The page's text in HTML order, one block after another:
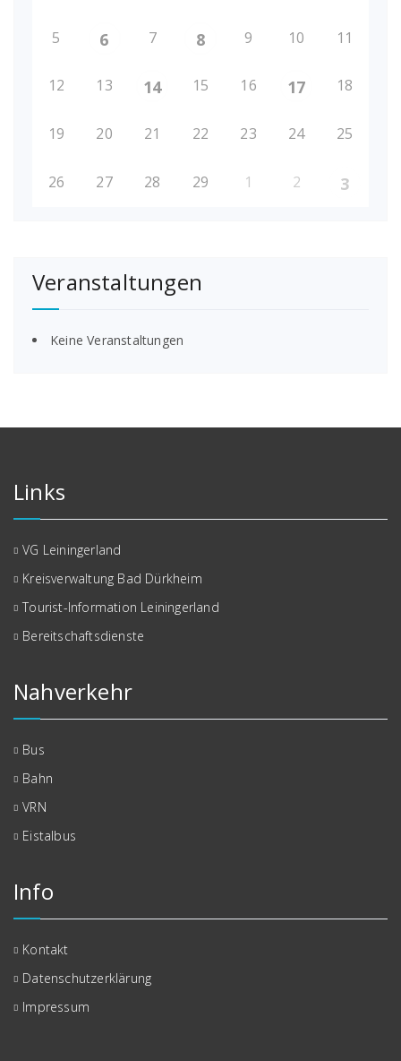
5 6 7 8 9 10 11
12 13 14 15 16 17 18
19 20 21 22 23 24 25
26 27 28 29 1 2 3
Veranstaltungen
Keine Veranstaltungen
Links
VG Leiningerland
Kreisverwaltung Bad Dürkheim
Tourist-Information Leiningerland
Bereitschaftsdienste
Nahverkehr
Bus
Bahn
VRN
Eistalbus
Info
Kontakt
Datenschutzerklärung
Impressum